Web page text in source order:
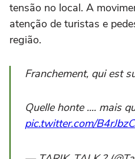
tensão no local. A
atenção de turistas e
região.
Franchement, qui est
Quelle honte .... mais
pic.twitter.com/